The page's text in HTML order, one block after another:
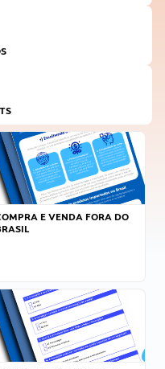
E VENDA FORA DO